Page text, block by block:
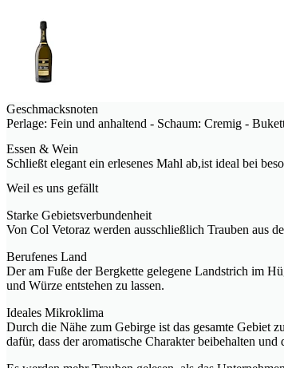
Geschmacksnoten
Perlage: Fein und anhaltend - Schaum: Cremig -
Essen & Wein
Schließt elegant ein erlesenes Mahl ab,ist ideal bei
Weil es uns gefällt
Starke Gebietsverbundenheit
Von Col Vetoraz werden ausschließlich Trauben aus
Berufenes Land
Der am Fuße der Bergkette gelegene Landstrich im
und Würze entstehen zu lassen.
Ideales Mikroklima
Durch die Nähe zum Gebirge ist das gesamte Gebiet
dafür, dass der aromatische Charakter beibehalten